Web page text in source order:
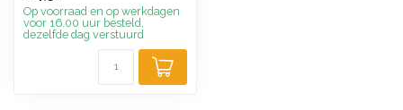
Op voorraad en op werkdagen
voor 16.00 uur besteld,
dezelfde dag verstuurd